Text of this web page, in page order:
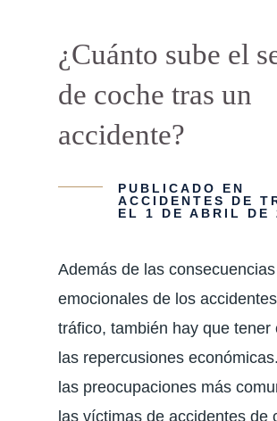
¿Cuánto sube el
de coche tras un
accidente?
PUBLICADO EN
ACCIDENTES DE
EL 1 DE ABRIL DE
Además de las
emocionales de los
tráfico, también hay que tener
las repercusiones
las preocupaciones más
las víctimas de accidentes de